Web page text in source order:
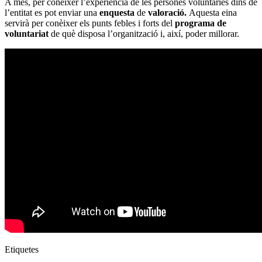
l’entitat es pot enviar una enquesta de valoració. Aquesta eina
servirà per conèixer els punts febles i forts del programa de
voluntariat de què disposa l’organització i, així, poder millorar.
Etiquetes